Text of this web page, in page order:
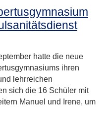
hatte die neue
ihren
lehrreichen
sich die 16 Schüler mit
Manuel und Irene, um